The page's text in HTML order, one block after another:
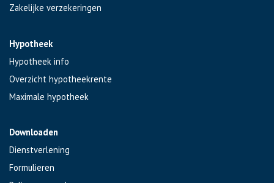
Zakelijke verzekeringen
Hypotheek
Hypotheek info
Overzicht hypotheekrente
Maximale hypotheek
Downloaden
Dienstverlening
Formulieren